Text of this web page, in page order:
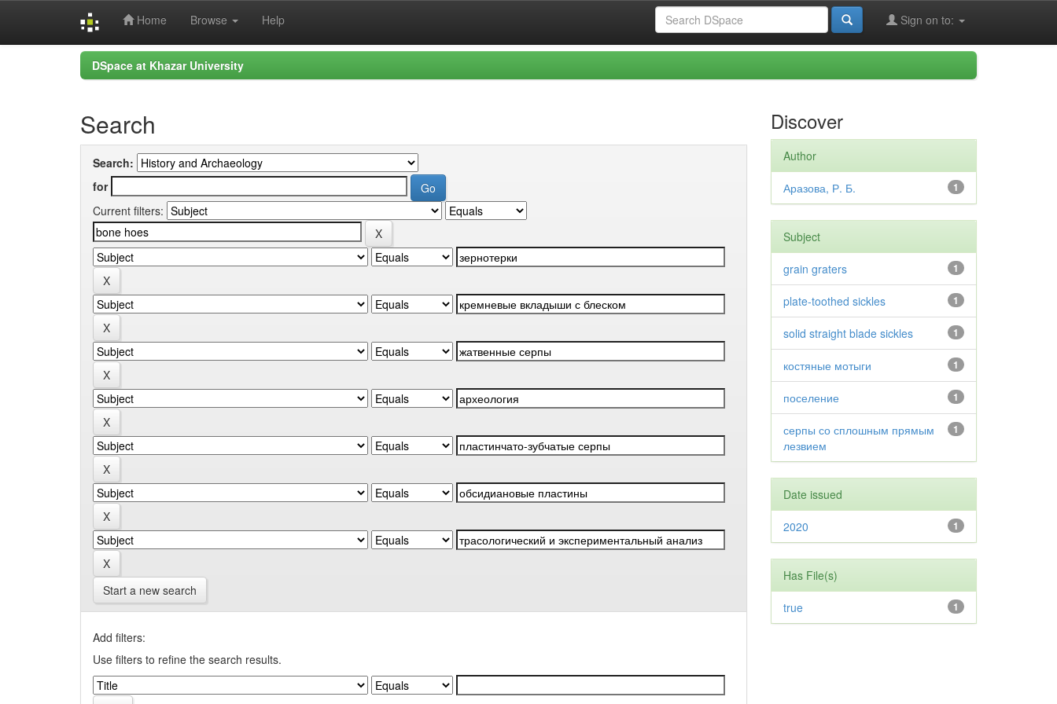
Home Browse Help Sign on to:
DSpace at Khazar University
Search
Search:
for
Current filters:
Start a new search
Add filters:
Use filters to refine the search results.
Discover
Author
1
Аразова, Р. Б.
Subject
1
grain graters
1
plate-toothed sickles
1
solid straight blade sickles
1
костяные мотыги
1
поселение
1
серпы со сплошным прямым
лезвием
Date issued
1
2020
Has File(s)
1
true